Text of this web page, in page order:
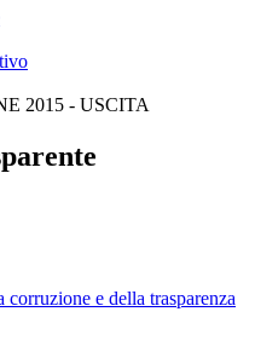
2015 - USCITA
e della trasparenza